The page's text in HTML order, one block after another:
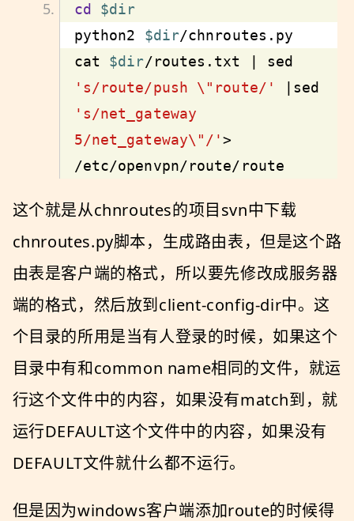
cd
$dir
python2 $dir
cat $dir
's/route/push \"route/'
's/net_gateway
5/net_gateway\"/'>
/etc/openvpn/route/route
这个就是从chnroutes的项目svn中下载
chnroutes.py脚本，生成路由表，但是这个路
由表是客户端的格式，所以要先修改成服务器
端的格式，然后放到client-config-dir中。这
个目录的所用是当有人登录的时候，如果这个
目录中有和common name相同的文件，就运
行这个文件中的内容，如果没有match到，就
运行DEFAULT这个文件中的内容，如果没有
DEFAULT文件就什么都不运行。
但是因为windows客户端添加route的时候得